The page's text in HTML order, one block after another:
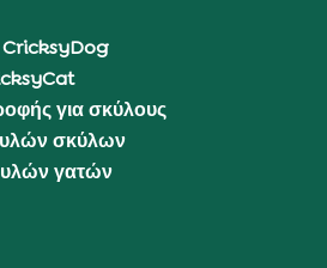
CricksyDog
για σκύλους
σκύλων
γατών